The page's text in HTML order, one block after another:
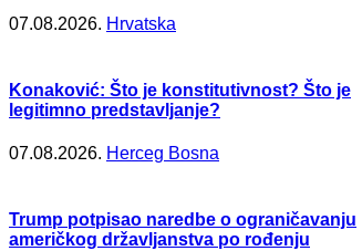
07.08.2026. Hrvatska
Konaković: Što je konstitutivnost? Što je
legitimno predstavljanje?
07.08.2026. Herceg Bosna
Trump potpisao naredbe o ograničavanju
američkog državljanstva po rođenju